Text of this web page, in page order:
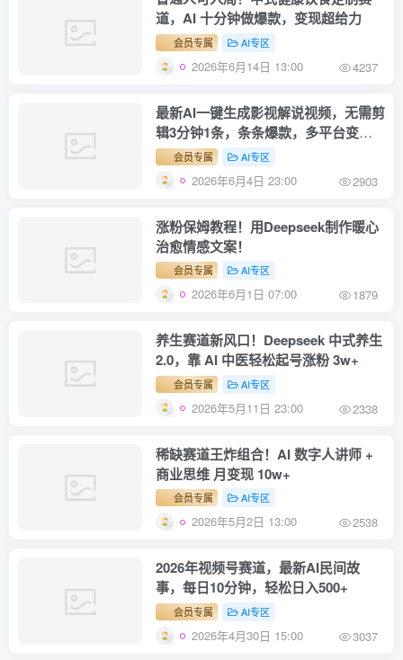
道，AI 十分钟做爆款，变现超给力
会员专属 AI专区
2026年6月14日 13:00 4237
最新AI一键生成影视解说视频，无需剪
辑3分钟1条，条条爆款，多平台变现
日入1500+
会员专属 AI专区
2026年6月4日 23:00 2903
涨粉保姆教程！用Deepseek制作暖心
治愈情感文案！
会员专属 AI专区
2026年6月1日 07:00 1879
养生赛道新风口！Deepseek 中式养生
2.0，靠 AI 中医轻松起号涨粉 3w+
会员专属 AI专区
2026年5月11日 23:00 2338
稀缺赛道王炸组合！AI 数字人讲师 +
商业思维 月变现 10w+
会员专属 AI专区
2026年5月2日 13:00 2538
2026年视频号赛道，最新AI民间故
事，每日10分钟，轻松日入500+
会员专属 AI专区
2026年4月30日 15:00 3037